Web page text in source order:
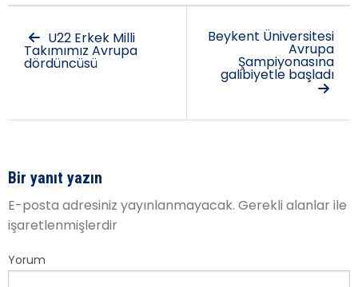
U22 Erkek Milli
Takımımız Avrupa
dördüncüsü
Beykent Üniversitesi
Avrupa
Şampiyonasına
galibiyetle başladı
Bir yanıt yazın
E-posta adresiniz yayınlanmayacak. Gerekli alanlar ile
işaretlenmişlerdir
Yorum